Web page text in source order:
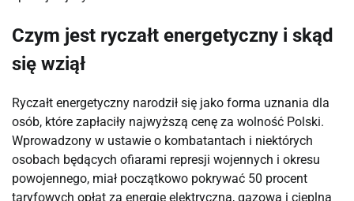
Czym jest ryczałt energetyczny i skąd
się wziął
Ryczałt energetyczny narodził się jako forma uznania dla
osób, które zapłaciły najwyższą cenę za wolność Polski.
Wprowadzony w ustawie o kombatantach i niektórych
osobach będących ofiarami represji wojennych i okresu
powojennego, miał początkowo pokrywać 50 procent
taryfowych opłat za energię elektryczną, gazową i cieplną